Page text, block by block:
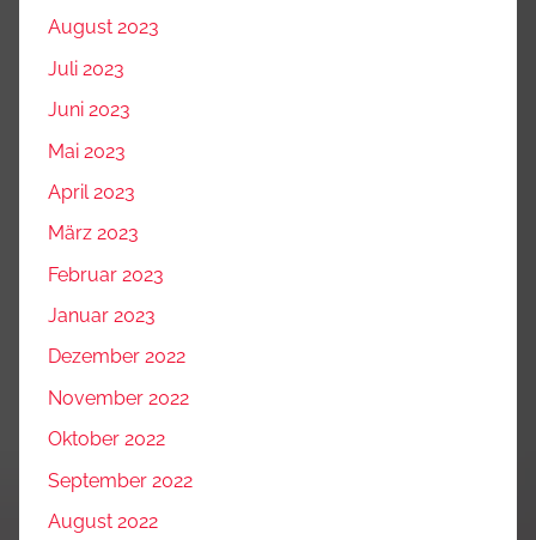
August 2023
Juli 2023
Juni 2023
Mai 2023
April 2023
März 2023
Februar 2023
Januar 2023
Dezember 2022
November 2022
Oktober 2022
September 2022
August 2022